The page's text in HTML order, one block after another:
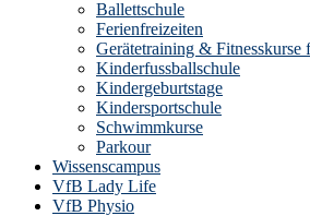
Ballettschule
Ferienfreizeiten
Gerätetraining & Fitnesskurse
Kinderfussballschule
Kindergeburtstage
Kindersportschule
Schwimmkurse
Parkour
Wissenscampus
VfB Lady Life
VfB Physio